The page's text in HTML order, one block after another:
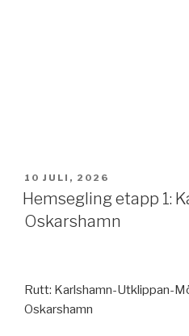
PUBLICERAT
10 JULI, 2026
Hemsegling etapp 1:
Oskarshamn
Rutt: Karlshamn-Utklippan-
Oskarshamn